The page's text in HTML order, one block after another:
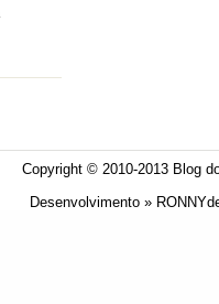
Copyright © 2010-2013 Blog
Desenvolvimento »